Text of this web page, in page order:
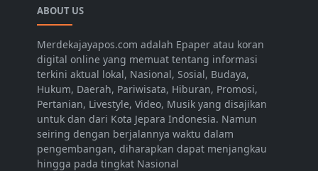
ABOUT US
Merdekajayapos.com adalah Epaper atau koran
digital online yang memuat tentang informasi
terkini aktual lokal, Nasional, Sosial, Budaya,
Hukum, Daerah, Pariwisata, Hiburan, Promosi,
Pertanian, Livestyle, Video, Musik yang disajikan
untuk dan dari Kota Jepara Indonesia. Namun
seiring dengan berjalannya waktu dalam
pengembangan, diharapkan dapat menjangkau
hingga pada tingkat Nasional